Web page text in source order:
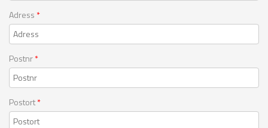
Adress *
Postnr*
Postort*